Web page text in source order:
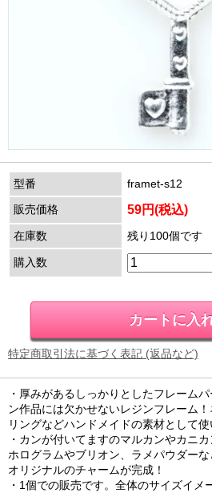
型番
framet-s12
販売価格
59円(税込)
在庫数 残り100個です
購入数
特定商取引法に基づく表記 (返品など)
・厚みがあるしっかりとしたフレーム
ン作品には欠かせないレジンフレーム
リングなどハンドメイドの素材として使
・カンが付いてますのマルカンやカニ
ホログラムやブリオン、ラメパウダー
オリジナルのチャームが完成！
・1個での販売です。全体のサイズイ